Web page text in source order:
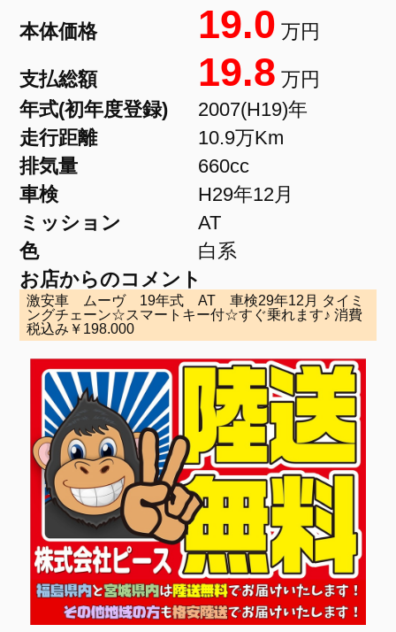
本体価格 19.0 万円
支払総額 19.8 万円
年式(初年度登録)
2007(H19)年
走行距離
10.9万Km
排気量
660cc
車検
H29年12月
ミッション
AT
色
白系
お店からのコメント
激安車 ムーヴ 19年式 AT 車検29年12月 タイミ
ングチェーン☆スマートキー付☆すぐ乗れます♪ 消費
税込み￥198.000